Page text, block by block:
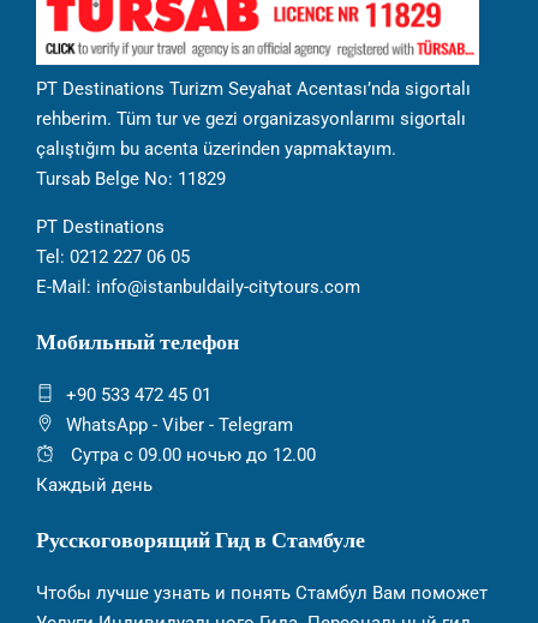
PT Destinations Turizm Seyahat Acentası’nda sigortalı
rehberim. Tüm tur ve gezi organizasyonlarımı sigortalı
çalıştığım bu acenta üzerinden yapmaktayım.
Tursab Belge No: 11829
PT Destinations
Tel: 0212 227 06 05
E-Mail: info@istanbuldaily-citytours.com
Мобильный телефон
+90 533 472 45 01
WhatsApp - Viber - Telegram
Сутра с 09.00 ночью до 12.00
Каждый день
Русскоговорящий Гид в Стамбуле
Чтобы лучше узнать и понять Стамбул Вам поможет